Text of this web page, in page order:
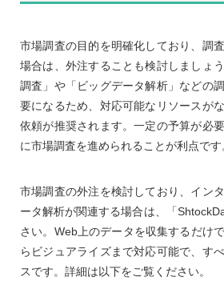
市場調査の目的を明確化しており、調
場合は、外注することも検討しましょ
調査」や「ビッグデータ解析」などの
要になるため、対応可能なリソースが
依頼が推奨されます。一定の予算が必
に市場調査を進められることが利点です
市場調査の外注を検討しており、イン
ータ解析が関連する場合は、「
さい。Web上のデータを収集するだけ
らビジュアライズまで対応可能で、す
スです。詳細は以下をご覧ください。